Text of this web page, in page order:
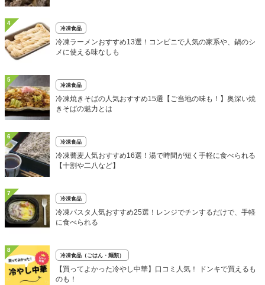
4
冷凍食品
冷凍ラーメンおすすめ13選！コンビニで人気の家系や、鍋のシ
メに使える味なしも
5
冷凍食品
冷凍焼きそばの人気おすすめ15選【ご当地の味も！】奥深い焼
きそばの魅力とは
6
冷凍食品
冷凍蕎麦人気おすすめ16選！湯で時間が短く手軽に食べられる
【十割や二八など】
7
冷凍食品
冷凍パスタ人気おすすめ25選！レンジでチンするだけで、手軽
に食べられる
8
冷凍食品（ごはん・麺類）
【買ってよかった冷やし中華】口コミ人気！ ドンキで買えるも
のも！